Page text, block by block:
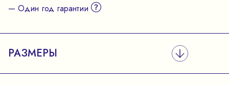
— Один год гарантии
РАЗМЕРЫ